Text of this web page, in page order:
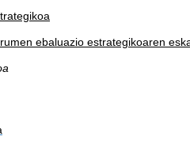
ebaluazio estrategikoaren